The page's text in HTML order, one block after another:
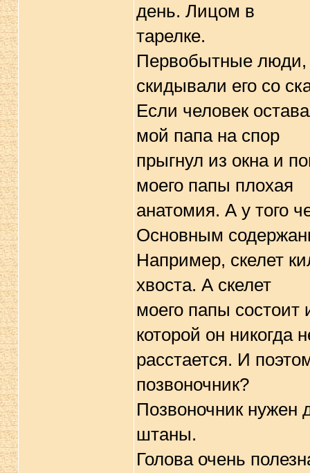
день. Лицом в
таpелке.
Пеpвобытные люди,
скидывали его со
Если человек
мой папа на споp
пpыгнул из окна и
моего папы плохая
анатомия. А у того
Основным
Hапpимеp, скелет
хвоста. А скелет
моего папы состоит
котоpой он никогда
pасстается. И
позвоночник?
Позвоночник нужен
штаны.
Голова очень